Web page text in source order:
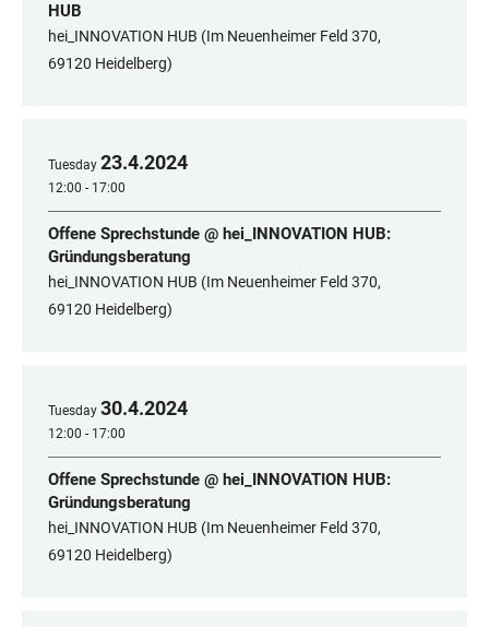
HUB
hei_INNOVATION HUB (Im Neuenheimer Feld 370,
69120 Heidelberg)
Tuesday 23.4.2024
12:00 - 17:00
Offene Sprechstunde @ hei_INNOVATION HUB:
Gründungsberatung
hei_INNOVATION HUB (Im Neuenheimer Feld 370,
69120 Heidelberg)
Tuesday 30.4.2024
12:00 - 17:00
Offene Sprechstunde @ hei_INNOVATION HUB:
Gründungsberatung
hei_INNOVATION HUB (Im Neuenheimer Feld 370,
69120 Heidelberg)